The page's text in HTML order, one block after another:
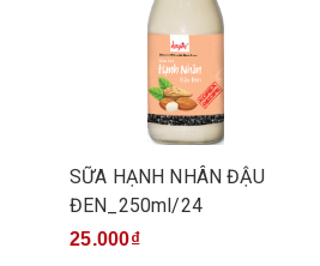
SỮA HẠNH NHÂN ĐẬU
ĐEN_250ml/24
25.000₫